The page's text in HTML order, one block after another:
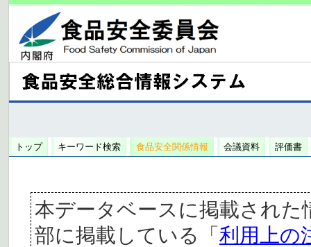
トップ キーワード検索 食品安全関係情報 会議資料 評価書
本データベースに掲載され
部に掲載している「利用上の